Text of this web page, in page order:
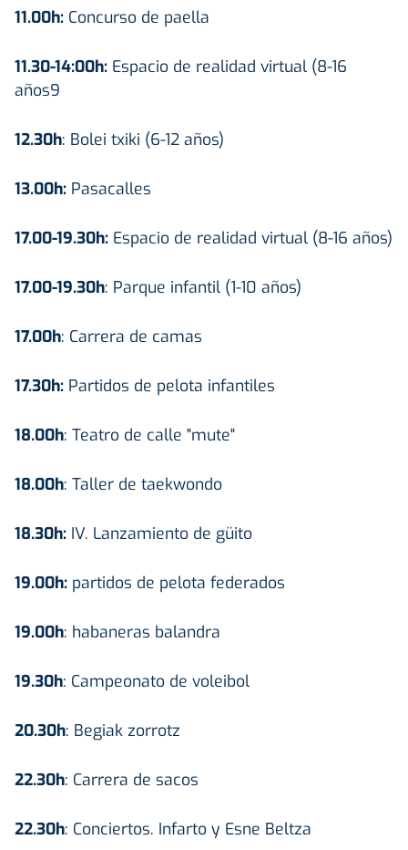
11.00h: Concurso de paella
11.30-14:00h: Espacio de realidad virtual (8-16
años9
12.30h: Bolei txiki (6-12 años)
13.00h: Pasacalles
17.00-19.30h: Espacio de realidad virtual (8-16 años)
17.00-19.30h: Parque infantil (1-10 años)
17.00h: Carrera de camas
17.30h: Partidos de pelota infantiles
18.00h: Teatro de calle "mute"
18.00h: Taller de taekwondo
18.30h: IV. Lanzamiento de güito
19.00h: partidos de pelota federados
19.00h: habaneras balandra
19.30h: Campeonato de voleibol
20.30h: Begiak zorrotz
22.30h: Carrera de sacos
22.30h: Conciertos. Infarto y Esne Beltza